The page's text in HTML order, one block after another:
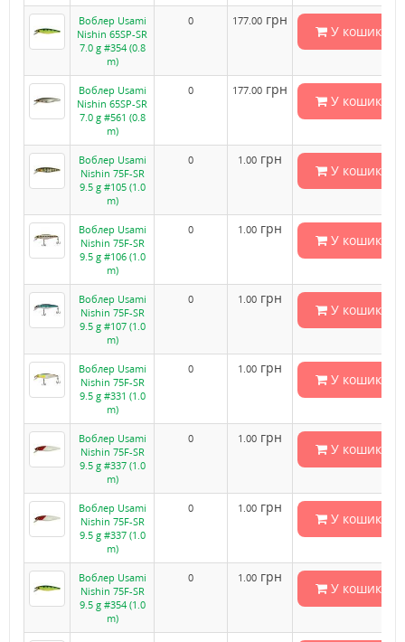
Воблер Usami
Nishin 65SP-SR
7.0 g #354 (0.8
m)
0 177.00 грн
У кошик
Воблер Usami
Nishin 65SP-SR
7.0 g #561 (0.8
m)
0 177.00 грн
У кошик
Воблер Usami
Nishin 75F-SR
9.5 g #105 (1.0
m)
0 1.00 грн
У кошик
Воблер Usami
Nishin 75F-SR
9.5 g #106 (1.0
m)
0 1.00 грн
У кошик
Воблер Usami
Nishin 75F-SR
9.5 g #107 (1.0
m)
0 1.00 грн
У кошик
Воблер Usami
Nishin 75F-SR
9.5 g #331 (1.0
m)
0 1.00 грн
У кошик
Воблер Usami
Nishin 75F-SR
9.5 g #337 (1.0
m)
0 1.00 грн
У кошик
Воблер Usami
Nishin 75F-SR
9.5 g #337 (1.0
m)
0 1.00 грн
У кошик
Воблер Usami
Nishin 75F-SR
9.5 g #354 (1.0
m)
0 1.00 грн
У кошик